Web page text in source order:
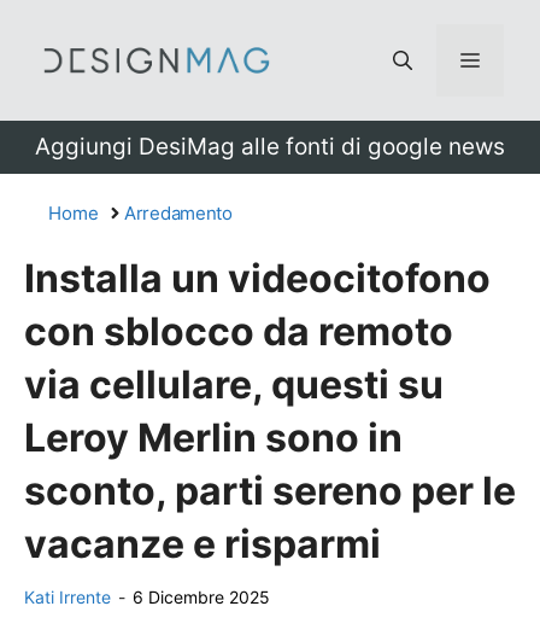
Menu
Aggiungi DesiMag alle fonti di google news
Home Arredamento
Installa un videocitofono
con sblocco da remoto
via cellulare, questi su
Leroy Merlin sono in
sconto, parti sereno per le
vacanze e risparmi
Kati Irrente - 6 Dicembre 2025